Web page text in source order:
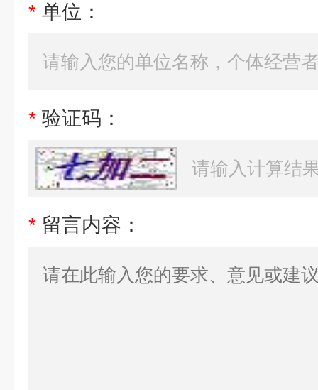
* 单位：
* 验证码：
* 留言内容：